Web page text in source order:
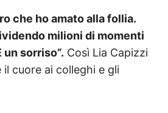
che ho amato alla follia.
milioni di momenti
sorriso”. Così Lia Capizzi
il cuore ai colleghi e gli